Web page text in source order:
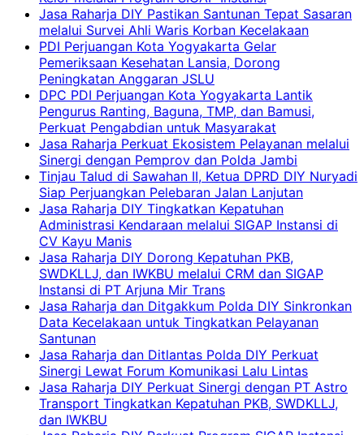
Jasa Raharja DIY Pastikan Santunan Tepat Sasaran
melalui Survei Ahli Waris Korban Kecelakaan
PDI Perjuangan Kota Yogyakarta Gelar
Pemeriksaan Kesehatan Lansia, Dorong
Peningkatan Anggaran JSLU
DPC PDI Perjuangan Kota Yogyakarta Lantik
Pengurus Ranting, Baguna, TMP, dan Bamusi,
Perkuat Pengabdian untuk Masyarakat
Jasa Raharja Perkuat Ekosistem Pelayanan melalui
Sinergi dengan Pemprov dan Polda Jambi
Tinjau Talud di Sawahan II, Ketua DPRD DIY Nuryadi
Siap Perjuangkan Pelebaran Jalan Lanjutan
Jasa Raharja DIY Tingkatkan Kepatuhan
Administrasi Kendaraan melalui SIGAP Instansi di
CV Kayu Manis
Jasa Raharja DIY Dorong Kepatuhan PKB,
SWDKLLJ, dan IWKBU melalui CRM dan SIGAP
Instansi di PT Arjuna Mir Trans
Jasa Raharja dan Ditgakkum Polda DIY Sinkronkan
Data Kecelakaan untuk Tingkatkan Pelayanan
Santunan
Jasa Raharja dan Ditlantas Polda DIY Perkuat
Sinergi Lewat Forum Komunikasi Lalu Lintas
Jasa Raharja DIY Perkuat Sinergi dengan PT Astro
Transport Tingkatkan Kepatuhan PKB, SWDKLLJ,
dan IWKBU